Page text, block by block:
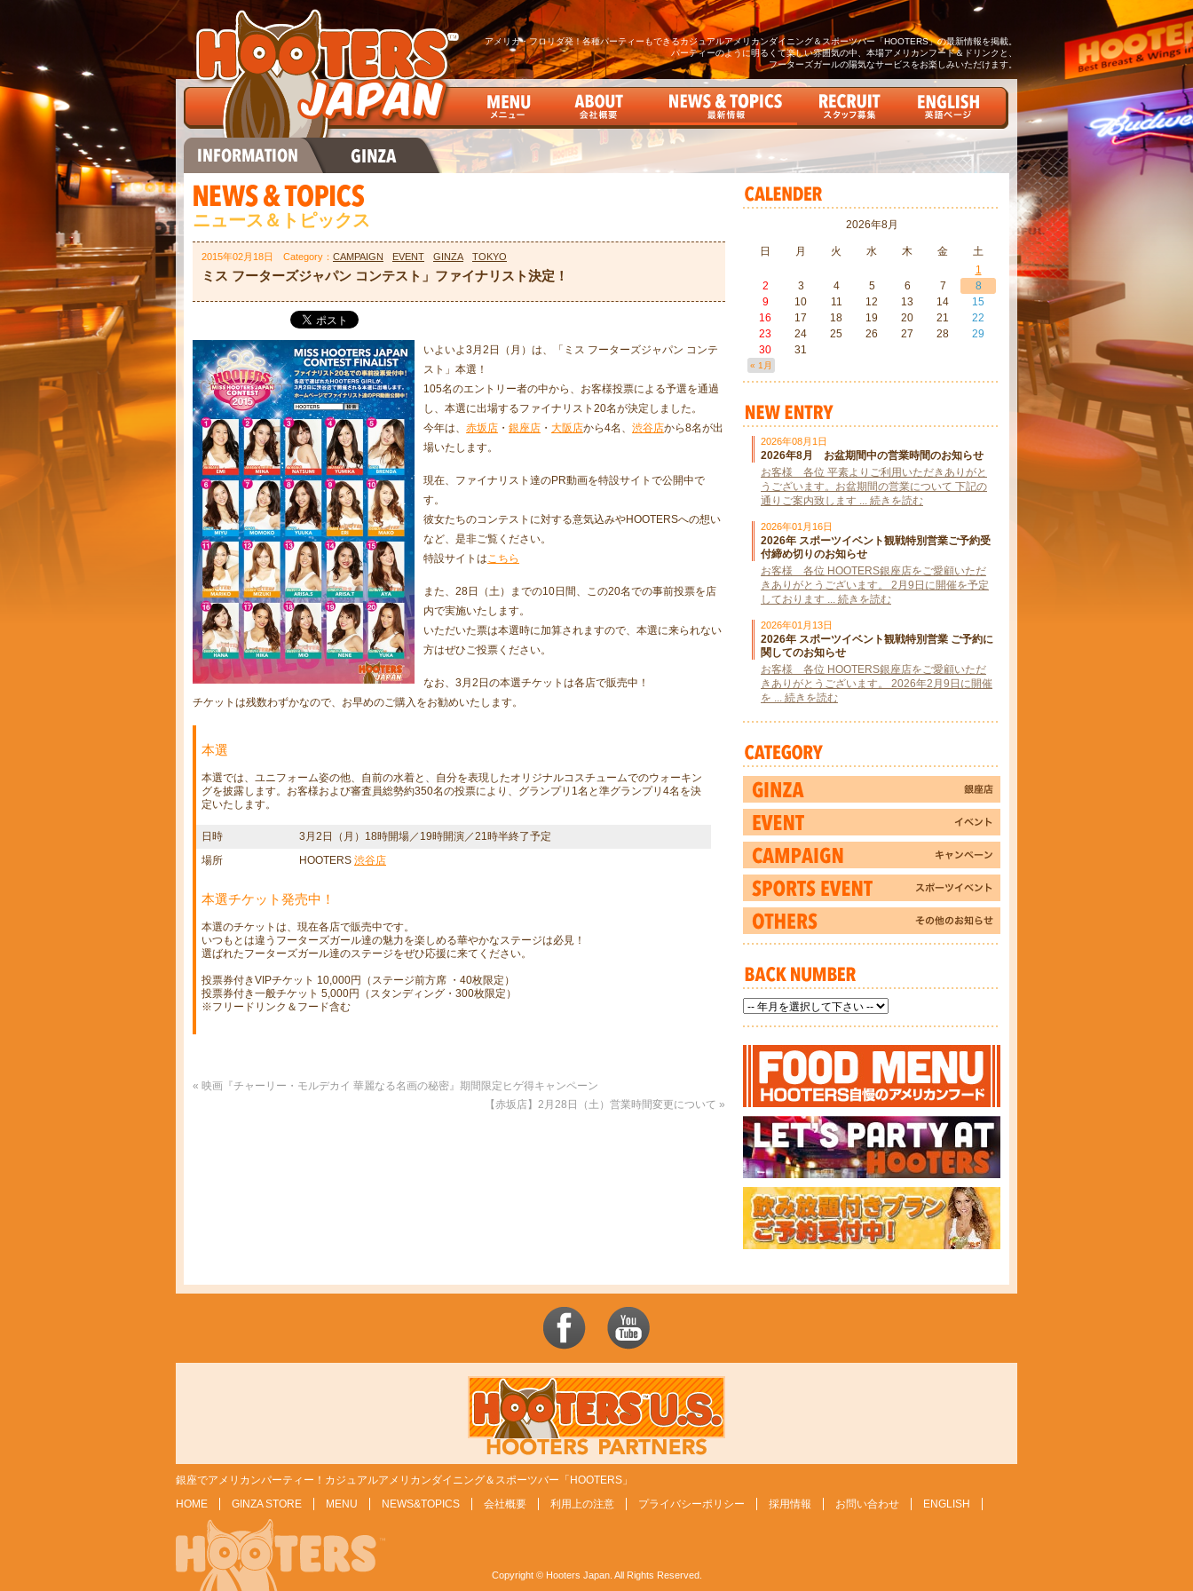
アメリカ・フロリダ発！各種パーティーもできるカジュアルアメリカンダイニング＆スポーツバー「HOOTERS」の最新情報を掲載。
パーティーのように明るくて楽しい雰囲気の中、本場アメリカンフード＆ドリンクと、
フーターズガールの陽気なサービスをお楽しみいただけます。
ニュース＆トピックス
2015年02月18日 Category： CAMPAIGN EVENT GINZA TOKYO
ミス フーターズジャパン コンテスト」ファイナリスト決定！
いよいよ3月2日（月）は、「ミス フーターズジャパン コンテ
スト」本選！
105名のエントリー者の中から、お客様投票による予選を通過
し、本選に出場するファイナリスト20名が決定しました。
今年は、 赤坂店 ・ 銀座店 ・ 大阪店から4名、 渋谷店から8名が出
場いたします。
現在、ファイナリスト達のPR動画を特設サイトで公開中で
す。
彼女たちのコンテストに対する意気込みやHOOTERSへの想い
など、是非ご覧ください。
特設サイトはこちら
また、28日（土）までの10日間、この20名での事前投票を店
内で実施いたします。
いただいた票は本選時に加算されますので、本選に来られない
方はぜひご投票ください。
なお、3月2日の本選チケットは各店で販売中！
チケットは残数わずかなので、お早めのご購入をお勧めいたします。
本選
本選では、ユニフォーム姿の他、自前の水着と、自分を表現したオリジナルコスチュームでのウォーキン
グを披露します。お客様および審査員総勢約350名の投票により、グランプリ1名と準グランプリ4名を決
定いたします。
日時
3月2日（月）18時開場／19時開演／21時半終了予定
場所
HOOTERS 渋谷店
本選チケット発売中！
本選のチケットは、現在各店で販売中です。
いつもとは違うフーターズガール達の魅力を楽しめる華やかなステージは必見！
選ばれたフーターズガール達のステージをぜひ応援に来てください。
投票券付きVIPチケット 10,000円（ステージ前方席 ・40枚限定）
投票券付き一般チケット 5,000円（スタンディング・300枚限定）
※フリードリンク＆フード含む
« 映画『チャーリー・モルデカイ 華麗なる名画の秘密』期間限定ヒゲ得キャンペーン
【赤坂店】2月28日（土）営業時間変更について »
2026年8月
日 月 火 水 木 金 土
« 1月
1
2
3 4 5 6 7
8
9
10 11 12 13 14
15
16
17 18 19 20 21
22
23
24 25 26 27 28
29
30
31
2026年08月1日
2026年8月 お盆期間中の営業時間のお知らせ
お客様 各位 平素よりご利用いただきありがと
うございます。お盆期間の営業について 下記の
通りご案内致します ... 続きを読む
2026年01月16日
2026年 スポーツイベント観戦特別営業ご予約受
付締め切りのお知らせ
お客様 各位 HOOTERS銀座店をご愛顧いただ
きありがとうございます。 2月9日に開催を予定
しております ... 続きを読む
2026年01月13日
2026年 スポーツイベント観戦特別営業 ご予約に
関してのお知らせ
お客様 各位 HOOTERS銀座店をご愛顧いただ
きありがとうございます。 2026年2月9日に開催
を ... 続きを読む
銀座でアメリカンパーティー！カジュアルアメリカンダイニング＆スポーツバー「HOOTERS」
HOME
GINZA STORE MENU NEWS&TOPICS 会社概要 利用上の注意 プライバシーポリシー 採用情報 お問い合わせ ENGLISH
Copyright © Hooters Japan. All Rights Reserved.